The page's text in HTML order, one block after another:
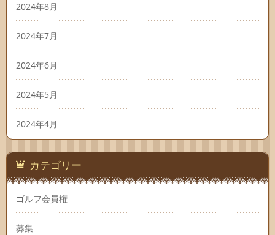
2024年8月
2024年7月
2024年6月
2024年5月
2024年4月
カテゴリー
ゴルフ会員権
募集